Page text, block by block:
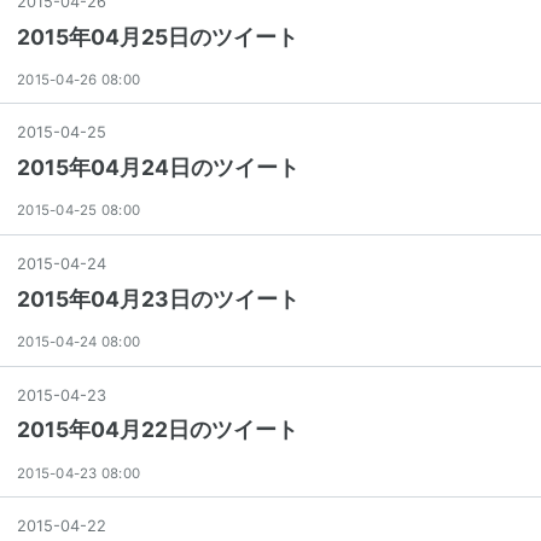
2015年04月25日のツイート
2015-04-26 08:00
2015-04-25
2015年04月24日のツイート
2015-04-25 08:00
2015-04-24
2015年04月23日のツイート
2015-04-24 08:00
2015-04-23
2015年04月22日のツイート
2015-04-23 08:00
2015-04-22